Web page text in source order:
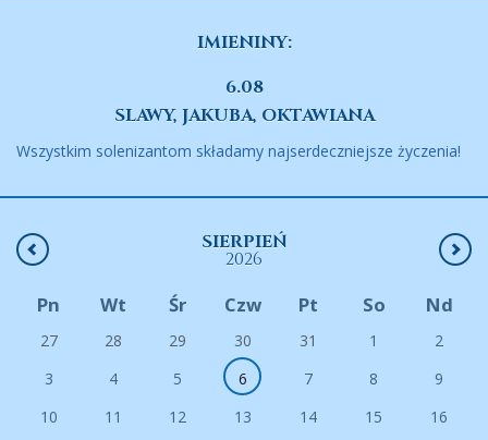
IMIENINY:
6.08
SLAWY, JAKUBA, OKTAWIANA
Wszystkim solenizantom składamy najserdeczniejsze życzenia!
SIERPIEŃ
2026
Pn Wt Śr Czw Pt So Nd
27 28 29 30 31 1
2
3
4 5 6 7 8
9
10
11 12 13 14 15
16